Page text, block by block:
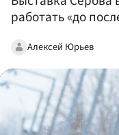
работать «до
Алексей Юрьев